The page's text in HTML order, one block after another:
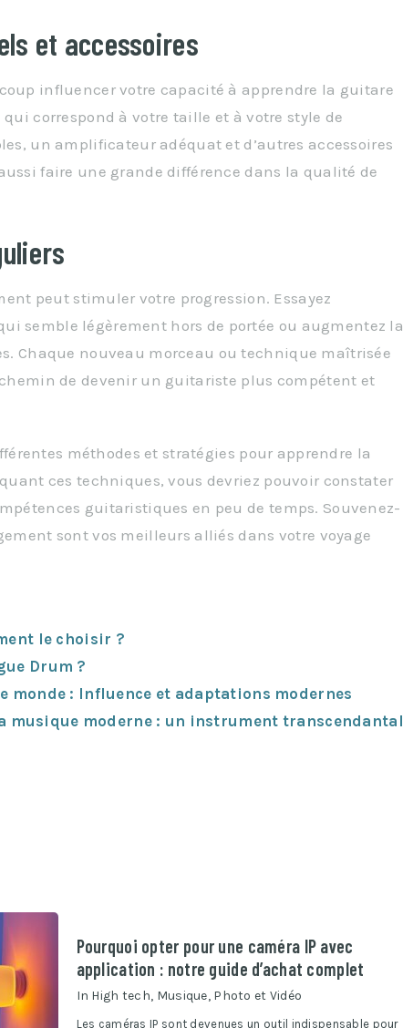
et accessoires
influencer votre capacité à apprendre la guitare
correspond à votre taille et à votre style de
un amplificateur adéquat et d’autres accessoires
faire une grande différence dans la qualité de
peut stimuler votre progression. Essayez
semble légèrement hors de portée ou augmentez la
Chaque nouveau morceau ou technique maîtrisée
de devenir un guitariste plus compétent et
méthodes et stratégies pour apprendre la
ces techniques, vous devriez pouvoir constater
guitaristiques en peu de temps. Souvenez-
sont vos meilleurs alliés dans votre voyage
le choisir ?
Drum ?
monde : Influence et adaptations modernes
musique moderne : un instrument transcendantal
Pourquoi opter pour une caméra IP avec
application : notre guide d’achat complet
In High tech, Musique, Photo et Vidéo
Les caméras IP sont devenues un outil indispensable pour